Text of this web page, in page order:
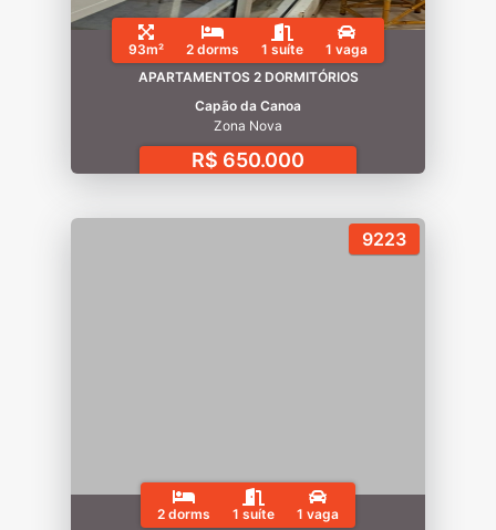
93m² 2 dorms 1 suíte
1 vaga
APARTAMENTOS 2 DORMITÓRIOS
Capão da Canoa
Zona Nova
R$ 650.000
9223
2 dorms 1 suíte
1 vaga